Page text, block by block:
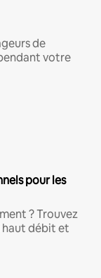
de
votre
pour les
? Trouvez
haut débit et